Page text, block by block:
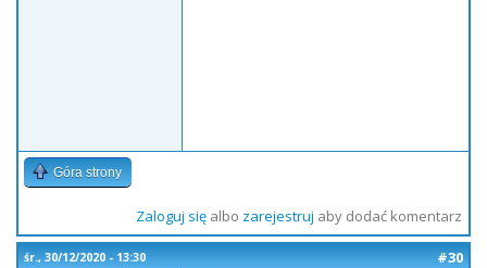
Góra strony
Zaloguj sięalbo zarejestruj aby dodać komentarz
śr., 30/12/2020 - 13:30
#30